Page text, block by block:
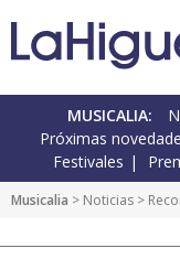
MUSICALIA:
Próximas
Festivales
Musicalia > Noticias >